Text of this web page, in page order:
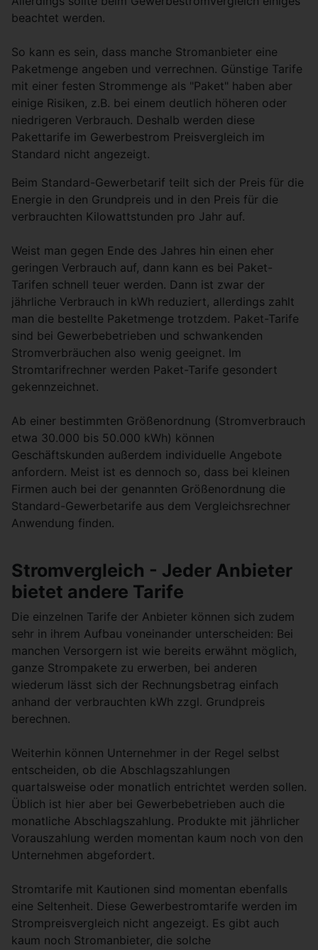
beachtet werden.
So kann es sein, dass manche Stromanbieter eine
Paketmenge angeben und verrechnen. Günstige Tarife
mit einer festen Strommenge als "Paket" haben aber
einige Risiken, z.B. bei einem deutlich höheren oder
niedrigeren Verbrauch. Deshalb werden diese
Pakettarife im Gewerbestrom Preisvergleich im
Standard nicht angezeigt.
Beim Standard-Gewerbetarif teilt sich der Preis für die
Energie in den Grundpreis und in den Preis für die
verbrauchten Kilowattstunden pro Jahr auf.
Weist man gegen Ende des Jahres hin einen eher
geringen Verbrauch auf, dann kann es bei Paket-
Tarifen schnell teuer werden. Dann ist zwar der
jährliche Verbrauch in kWh reduziert, allerdings zahlt
man die bestellte Paketmenge trotzdem. Paket-Tarife
sind bei Gewerbebetrieben und schwankenden
Stromverbräuchen also wenig geeignet. Im
Stromtarifrechner werden Paket-Tarife gesondert
gekennzeichnet.
Ab einer bestimmten Größenordnung (Stromverbrauch
etwa 30.000 bis 50.000 kWh) können
Geschäftskunden außerdem individuelle Angebote
anfordern. Meist ist es dennoch so, dass bei kleinen
Firmen auch bei der genannten Größenordnung die
Standard-Gewerbetarife aus dem Vergleichsrechner
Anwendung finden.
Stromvergleich - Jeder Anbieter
bietet andere Tarife
Die einzelnen Tarife der Anbieter können sich zudem
sehr in ihrem Aufbau voneinander unterscheiden: Bei
manchen Versorgern ist wie bereits erwähnt möglich,
ganze Strompakete zu erwerben, bei anderen
wiederum lässt sich der Rechnungsbetrag einfach
anhand der verbrauchten kWh zzgl. Grundpreis
berechnen.
Weiterhin können Unternehmer in der Regel selbst
entscheiden, ob die Abschlagszahlungen
quartalsweise oder monatlich entrichtet werden sollen.
Üblich ist hier aber bei Gewerbebetrieben auch die
monatliche Abschlagszahlung. Produkte mit jährlicher
Vorauszahlung werden momentan kaum noch von den
Unternehmen abgefordert.
Stromtarife mit Kautionen sind momentan ebenfalls
eine Seltenheit. Diese Gewerbestromtarife werden im
Strompreisvergleich nicht angezeigt. Es gibt auch
kaum noch Stromanbieter, die solche